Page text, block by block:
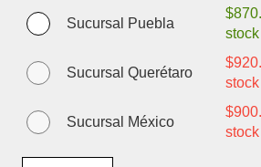
Sucursal Puebla
$
stock
Sucursal Querétaro
$
stock
Sucursal México
$
stock